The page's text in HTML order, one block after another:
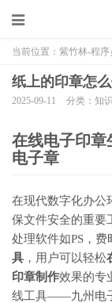
当前位置： 紫竹林-程序
纸上的印章怎
2025-09-11 分类：知
在线电子印章
电子章
在现代数字化办公
保文件安全的重要
处理软件如PS，
具 ，用户可以轻松
印章制作效果的专
线工具——九州电